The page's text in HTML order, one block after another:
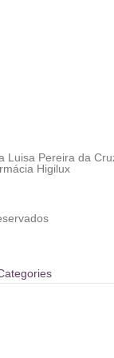
Luisa Pereira da
Higilux